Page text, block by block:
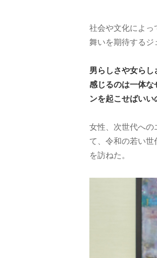
社会や文化によっ
舞いを期待するジ
男らしさや女ら
感じるのは一体
ンを起こせばいい
女性、次世代への
て、令和の若い
を訪ねた。